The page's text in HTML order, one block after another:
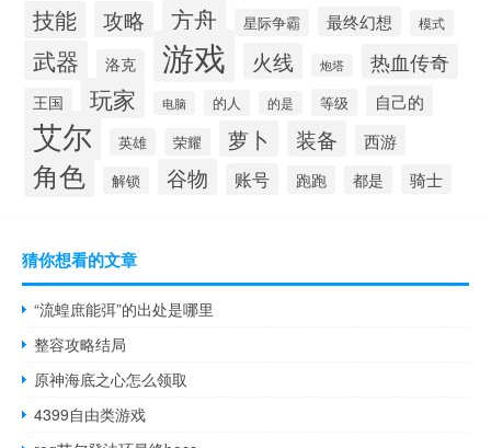
技能 攻略 方舟 星际争霸 最终幻想 模式
武器 洛克 游戏 火线 炮塔 热血传奇
王国 玩家 电脑 的人 的是 等级 自己的
艾尔 英雄 荣耀 萝卜 装备 西游
角色 解锁 谷物 账号 跑跑 都是 骑士
猜你想看的文章
“流蝗庶能弭”的出处是哪里
整容攻略结局
原神海底之心怎么领取
4399自由类游戏